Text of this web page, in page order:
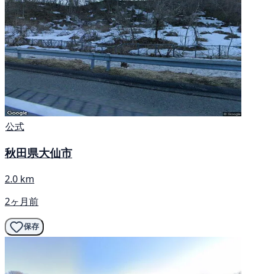
公式
秋田県大仙市
2.0 km
2ヶ月前
保存